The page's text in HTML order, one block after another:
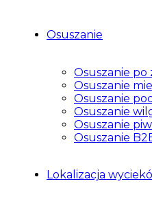
Osuszanie
Osuszanie po
Osuszanie
Osuszanie
Osuszanie
Osuszanie
Osuszanie
Lokalizacja